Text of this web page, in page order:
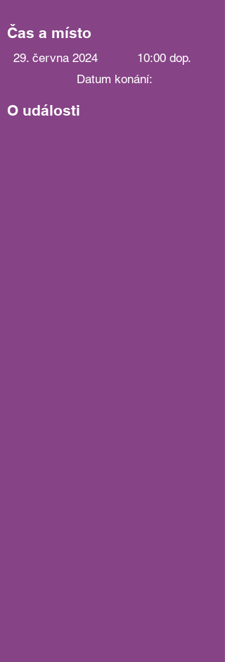
Čas a místo
29. června 2024
10:00 dop.
Datum konání:
O události